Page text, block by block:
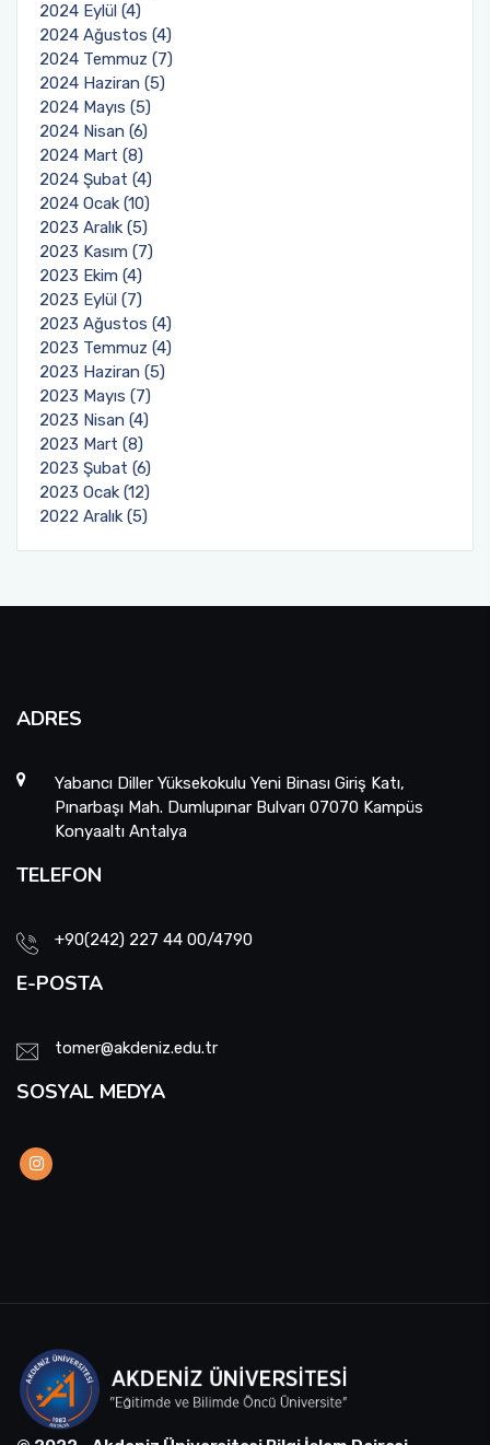
2024 Eylül (4)
2024 Ağustos (4)
2024 Temmuz (7)
2024 Haziran (5)
2024 Mayıs (5)
2024 Nisan (6)
2024 Mart (8)
2024 Şubat (4)
2024 Ocak (10)
2023 Aralık (5)
2023 Kasım (7)
2023 Ekim (4)
2023 Eylül (7)
2023 Ağustos (4)
2023 Temmuz (4)
2023 Haziran (5)
2023 Mayıs (7)
2023 Nisan (4)
2023 Mart (8)
2023 Şubat (6)
2023 Ocak (12)
2022 Aralık (5)
ADRES
Yabancı Diller Yüksekokulu Yeni Binası Giriş Katı,
Pınarbaşı Mah. Dumlupınar Bulvarı 07070 Kampüs
Konyaaltı Antalya
TELEFON
+90(242) 227 44 00/4790
E-POSTA
tomer@akdeniz.edu.tr
SOSYAL MEDYA